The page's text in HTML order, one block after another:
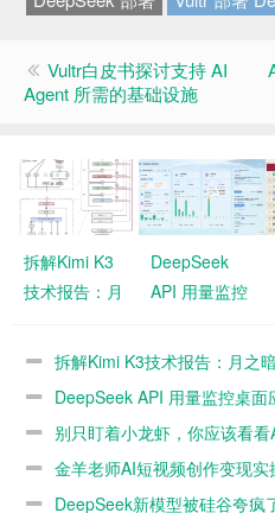
Vultr白皮书探讨支持 AI
Agent 所需的基础设施
拆解Kimi K3
技术报告：月
DeepSeek出
DeepSeek
API 用量监控
拆解Kimi K3技术报告：月之
DeepSeek API 用量监控桌面
别只盯着小龙虾，你应该看
应用金羊老师AI短视频创作变现
指南 夸克网盘下载
DeepSeek新模型被硅谷夸疯